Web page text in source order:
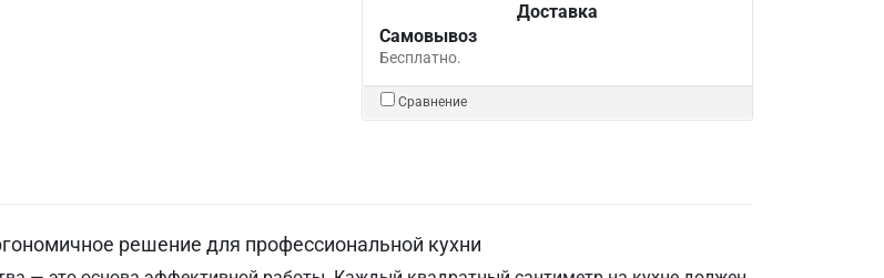
Доставка
Самовывоз
Бесплатно.
Сравнение
решение для профессиональной кухни